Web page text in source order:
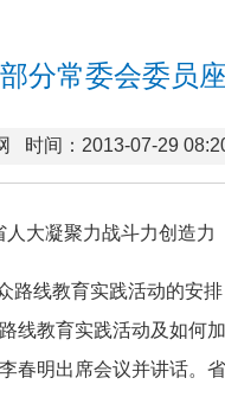
分常委会委员
时间：2013-07-29
人大凝聚力战斗力创造力
路线教育实践活动的安
线教育实践活动及如何
春明出席会议并讲话。